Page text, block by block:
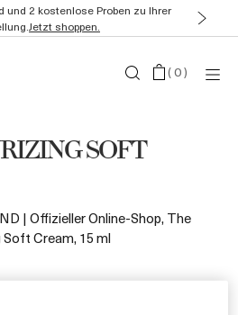
und 2 kostenlose Proben zu Ihrer
Jetzt shoppen.
(0)
SOFT